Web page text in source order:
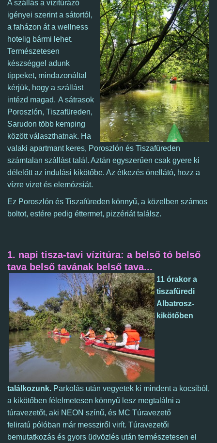
A szállás a vízitúrázó
igényei szerint a sátortól,
a faházon át a wellness
hotelig bármi lehet.
Természetesen
készséggel adunk
tippeket, mindazonáltal
kérjük, hogy a szállást
intézd magad. A sátrasok
Poroszlón, Tiszafüreden,
Sarudon több kemping
között választhatnak. Ha
valaki apartmant keres, Poroszlón és Tiszafüreden
számtalan szállást talál. Aztán egyszerűen csak gyere ki
délelőtt az indulási kikötőbe. Az étkezés önellátó, hozz a
vízre vizet és elemózsiát.
Ez Poroszlón és Tiszafüreden könnyű, a közelben számos
boltot, estére pedig éttermet, pizzériát találsz.
1. napi tisza-tavi vízitúra: a belső tó belső
tava belső tavának belső tava...
11 órakor a
tiszafüredi
Albatrosz-
kikötőben
találkozunk. Parkolás után vegyetek ki mindent a kocsiból,
a kikötőben félelmetesen könnyű lesz megtalálni a
túravezetőt, aki NEON színű, és MC Túravezető
feliratú pólóban már messziről virít. Túravezetői
bemutatkozás és gyors üdvözlés után természetesen el